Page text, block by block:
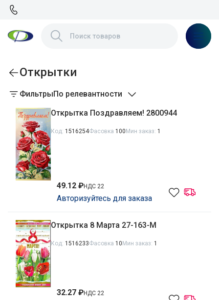
Открытки
ФильтрыПо релевантности
Открытка Поздравляем! 2800944
Код: 1516254Фасовка 100 Мин заказ: 1
49.12 ₽НДС 22
Авторизуйтесь для заказа
Открытка 8 Марта 27-163-М
Код: 1516233Фасовка 10Мин заказ: 1
32.27 ₽НДС 22